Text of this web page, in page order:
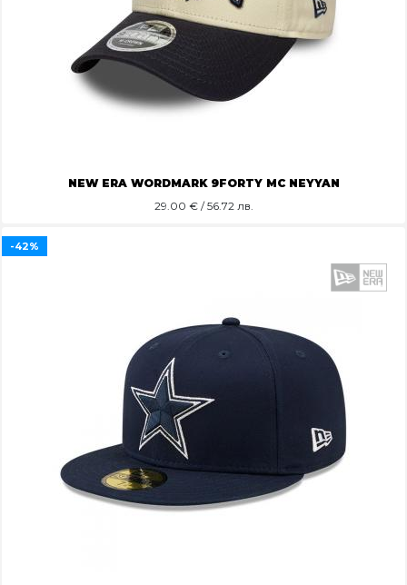
NEW ERA WORDMARK 9FORTY MC NEYYAN
29.00 € / 56.72 лв.
-42%